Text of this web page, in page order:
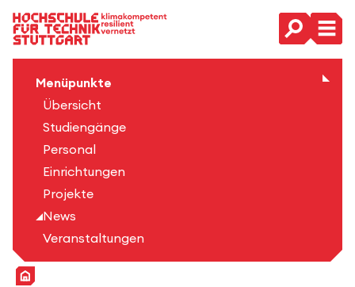
Hauptnavigation
Menüpunkte
Übersicht
Studiengänge
Personal
Einrichtungen
Projekte
News
Veranstaltungen
Startseite